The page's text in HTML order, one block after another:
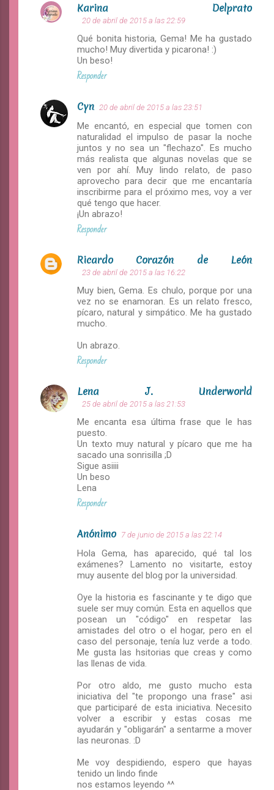
Karina Delprato
20 de abril de 2015 a las 22:59
Qué bonita historia, Gema! Me ha gustado
mucho! Muy divertida y picarona! :)
Un beso!
Responder
Cyn 20 de abril de 2015 a las 23:51
Me encantó, en especial que tomen con
naturalidad el impulso de pasar la noche
juntos y no sea un "flechazo". Es mucho
más realista que algunas novelas que se
ven por ahí. Muy lindo relato, de paso
aprovecho para decir que me encantaría
inscribirme para el próximo mes, voy a ver
qué tengo que hacer.
¡Un abrazo!
Responder
Ricardo Corazón de León
23 de abril de 2015 a las 16:22
Muy bien, Gema. Es chulo, porque por una
vez no se enamoran. Es un relato fresco,
pícaro, natural y simpático. Me ha gustado
mucho.
Un abrazo.
Responder
Lena J. Underworld
25 de abril de 2015 a las 21:53
Me encanta esa última frase que le has
puesto.
Un texto muy natural y pícaro que me ha
sacado una sonrisilla ;D
Sigue asiiii
Un beso
Lena
Responder
Anónimo 7 de junio de 2015 a las 22:14
Hola Gema, has aparecido, qué tal los
exámenes? Lamento no visitarte, estoy
muy ausente del blog por la universidad.
Oye la historia es fascinante y te digo que
suele ser muy común. Esta en aquellos que
posean un "código" en respetar las
amistades del otro o el hogar, pero en el
caso del personaje, tenía luz verde a todo.
Me gusta las hsitorias que creas y como
las llenas de vida.
Por otro aldo, me gusto mucho esta
iniciativa del "te propongo una frase" asi
que participaré de esta iniciativa. Necesito
volver a escribir y estas cosas me
ayudarán y "obligarán" a sentarme a mover
las neuronas. :D
Me voy despidiendo, espero que hayas
tenido un lindo finde
nos estamos leyendo ^^